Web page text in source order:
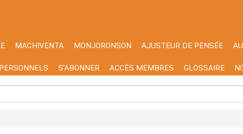
MACHIVENTA MONJORONSON AJUSTEUR DE PENSÉE
S'ABONNER ACCÈS MEMBRES GLOSSAIRE